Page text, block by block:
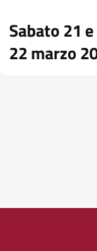
Sabato 21
22 marzo